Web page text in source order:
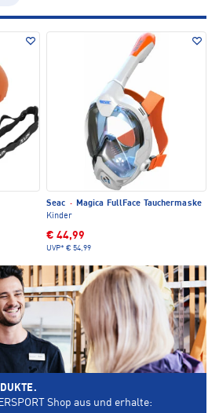
Seac ·
Magica FullFace Tauchermaske
Kinder
€ 44,99
UVP* € 54,99
Shop aus und erhalte: